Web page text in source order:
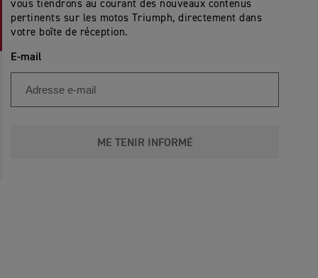
vous tiendrons au courant des nouveaux contenus
pertinents sur les motos Triumph, directement dans
votre boîte de réception.
E-mail
ME TENIR INFORMÉ